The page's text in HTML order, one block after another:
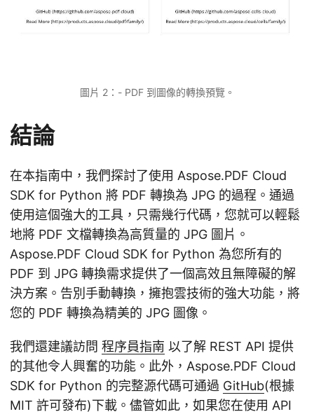
圖片 2：- PDF 到圖像的轉換預覽。
結論
在本指南中，我們探討了使用 Aspose.PDF Cloud
SDK for Python 將 PDF 轉換為 JPG 的過程。通過
使用這個強大的工具，只需幾行代碼，您就可以輕鬆
地將 PDF 文檔轉換為高質量的 JPG 圖片。
Aspose.PDF Cloud SDK for Python 為您所有的
PDF 到 JPG 轉換需求提供了一個高效且無障礙的解
決方案。告別手動轉換，擁抱雲技術的強大功能，將
您的 PDF 轉換為精美的 JPG 圖像。
我們還建議訪問 程序員指南 以了解 REST API 提供
的其他令人興奮的功能。此外，Aspose.PDF Cloud
SDK for Python 的完整源代碼可通過 GitHub(根據
MIT 許可發布)下載。儘管如此，如果您在使用 API